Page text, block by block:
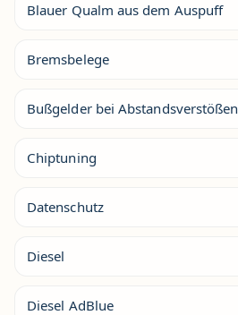
Blauer Qualm aus dem Auspuff
Bremsbelege
Bußgelder bei Abstandsverstößen
Chiptuning
Datenschutz
Diesel
Diesel AdBlue